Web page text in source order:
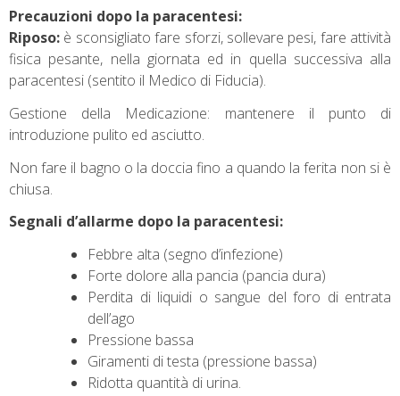
Precauzioni dopo la paracentesi:
Riposo: è sconsigliato fare sforzi, sollevare pesi, fare attività
fisica pesante, nella giornata ed in quella successiva alla
paracentesi (sentito il Medico di Fiducia).
Gestione della Medicazione: mantenere il punto di
introduzione pulito ed asciutto.
Non fare il bagno o la doccia fino a quando la ferita non si è
chiusa.
Segnali d’allarme dopo la paracentesi:
Febbre alta (segno d’infezione)
Forte dolore alla pancia (pancia dura)
Perdita di liquidi o sangue del foro di entrata
dell’ago
Pressione bassa
Giramenti di testa (pressione bassa)
Ridotta quantità di urina.